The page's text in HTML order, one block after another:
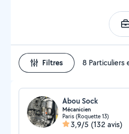
Filtres 8 Particuliers
Abou Sock
Mécanicien
Paris (Roquette 13)
3,9/5 (132 avis)